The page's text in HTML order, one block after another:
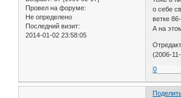
Провел на форуме:
Не определено
Последний визит:
2014-01-02 23:58:05
о себе
ветке
А на
(2006-
0